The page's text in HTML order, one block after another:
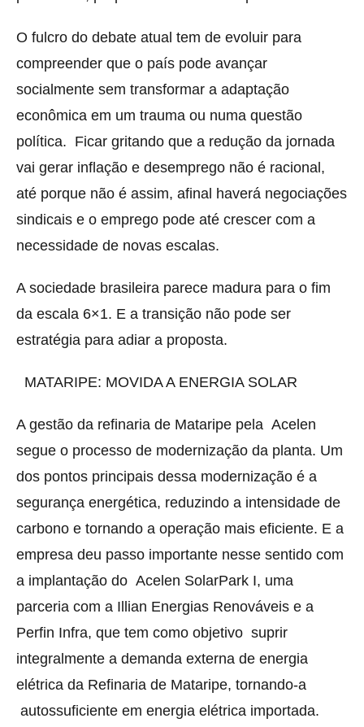
O fulcro do debate atual tem de evoluir para
compreender que o país pode avançar
socialmente sem transformar a adaptação
econômica em um trauma ou numa questão
política. Ficar gritando que a redução da jornada
vai gerar inflação e desemprego não é racional,
até porque não é assim, afinal haverá negociações
sindicais e o emprego pode até crescer com a
necessidade de novas escalas.
A sociedade brasileira parece madura para o fim
da escala 6×1. E a transição não pode ser
estratégia para adiar a proposta.
MATARIPE: MOVIDA A ENERGIA SOLAR
A gestão da refinaria de Mataripe pela Acelen
segue o processo de modernização da planta. Um
dos pontos principais dessa modernização é a
segurança energética, reduzindo a intensidade de
carbono e tornando a operação mais eficiente. E a
empresa deu passo importante nesse sentido com
a implantação do Acelen SolarPark I, uma
parceria com a Illian Energias Renováveis e a
Perfin Infra, que tem como objetivo suprir
integralmente a demanda externa de energia
elétrica da Refinaria de Mataripe, tornando-a
autossuficiente em energia elétrica importada.